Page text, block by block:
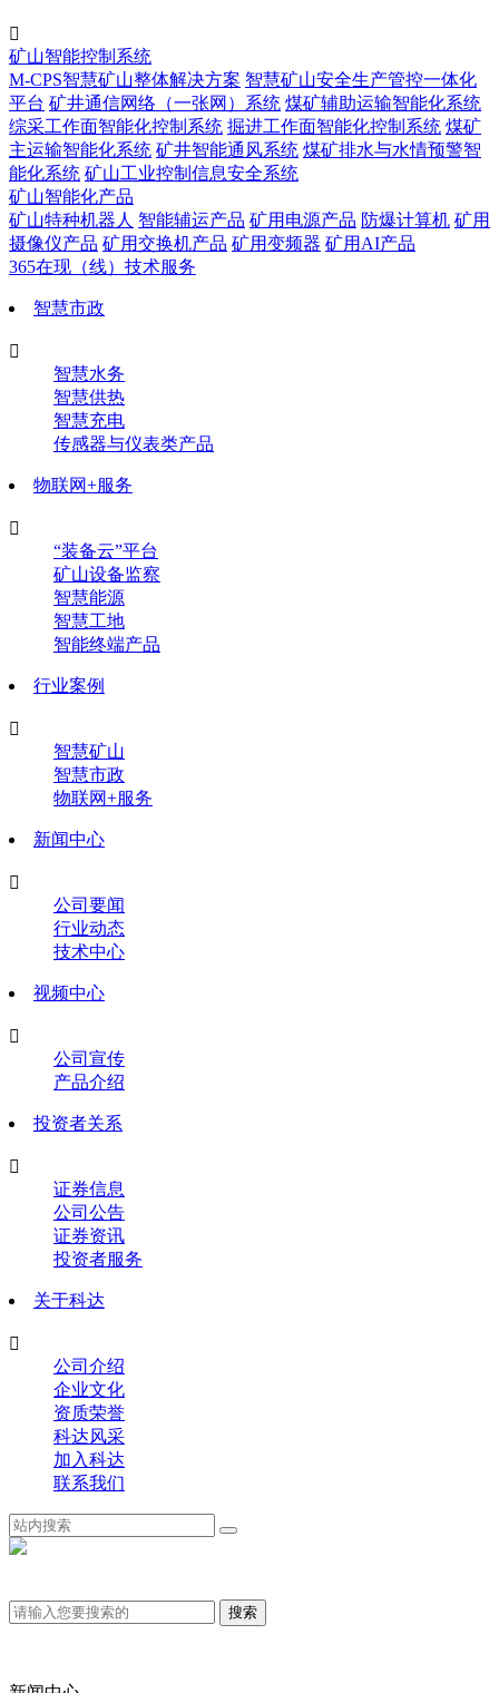

矿山智能控制系统
M-CPS智慧矿山整体解决方案 智慧矿山安全生产管控一体化
平台 矿井通信网络（一张网）系统 煤矿辅助运输智能化系统
综采工作面智能化控制系统 掘进工作面智能化控制系统 煤矿
主运输智能化系统 矿井智能通风系统 煤矿排水与水情预警智
能化系统 矿山工业控制信息安全系统
矿山智能化产品
矿山特种机器人 智能辅运产品 矿用电源产品 防爆计算机 矿用
摄像仪产品 矿用交换机产品 矿用变频器 矿用AI产品
365在现（线）技术服务
智慧市政

智慧水务
智慧供热
智慧充电
传感器与仪表类产品
物联网+服务

“装备云”平台
矿山设备监察
智慧能源
智慧工地
智能终端产品
行业案例

智慧矿山
智慧市政
物联网+服务
新闻中心

公司要闻
行业动态
技术中心
视频中心

公司宣传
产品介绍
投资者关系

证券信息
公司公告
证券资讯
投资者服务
关于科达

公司介绍
企业文化
资质荣誉
科达风采
加入科达
联系我们